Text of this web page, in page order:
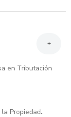
+
en Tributación
Propiedad.